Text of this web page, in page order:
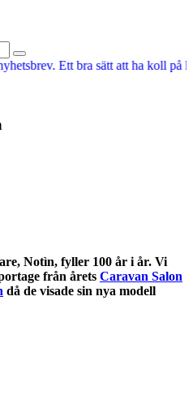
Ett bra sätt att ha koll på
Notìn, fyller 100 år i år. Vi
från årets Caravan Salon
då de visade sin nya modell